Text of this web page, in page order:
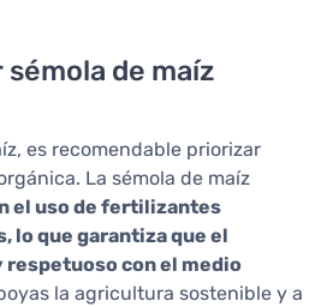
de maíz
es recomendable priorizar
La sémola de maíz
el uso de fertilizantes
lo que garantiza que el
con el medio
la agricultura sostenible y a